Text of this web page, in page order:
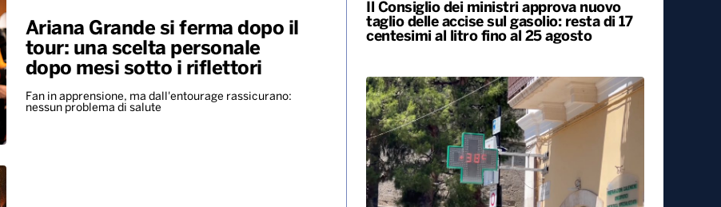
Ariana Grande si ferma dopo il
tour: una scelta personale
dopo mesi sotto i riflettori
Fan in apprensione, ma dall'entourage rassicurano:
nessun problema di salute
Il Consiglio dei ministri approva nuovo
taglio delle accise sul gasolio: resta di 17
centesimi al litro fino al 25 agosto